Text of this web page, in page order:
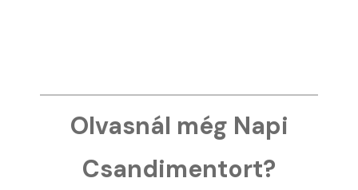
Olvasnál még Napi
Csandimentort?